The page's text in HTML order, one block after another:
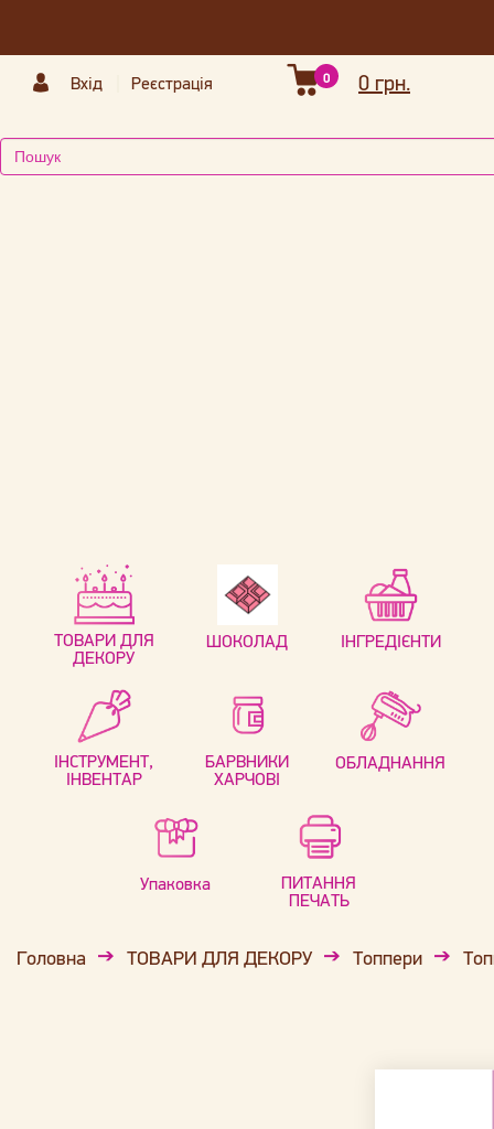
Вхід Реєстрація 0 грн.
0
ТОВАРИ ДЛЯ
ДЕКОРУ
ШОКОЛАД ІНГРЕДІЄНТИ
ІНСТРУМЕНТ,
ІНВЕНТАР
БАРВНИКИ
ХАРЧОВІ
ОБЛАДНАННЯ
Упаковка
ПИТАННЯ
ПЕЧАТЬ
Головна ТОВАРИ ДЛЯ ДЕКОРУ Топпери